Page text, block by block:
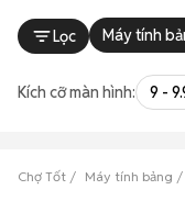
Lọc Máy tính
Kích cỡ màn hình: 9 -
Chợ Tốt Máy tính bảng